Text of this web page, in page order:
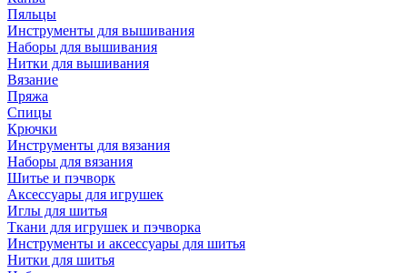
Пяльцы
Инструменты для вышивания
Наборы для вышивания
Нитки для вышивания
Вязание
Пряжа
Спицы
Крючки
Инструменты для вязания
Наборы для вязания
Шитье и пэчворк
Аксессуары для игрушек
Иглы для шитья
Ткани для игрушек и пэчворка
Инструменты и аксессуары для шитья
Нитки для шитья